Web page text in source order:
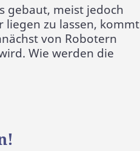
gebaut, meist jedoch
zu lassen, kommt
von Robotern
Wie werden die